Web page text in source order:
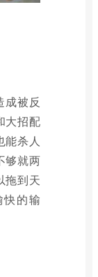
成被反
大招配
能杀人
够就两
拖到天
的输